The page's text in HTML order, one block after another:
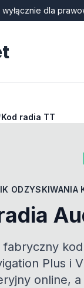
wyłącznie dla
Kod radia TT
ODZYSKIWANIA
fabryczny
Plus i
online,